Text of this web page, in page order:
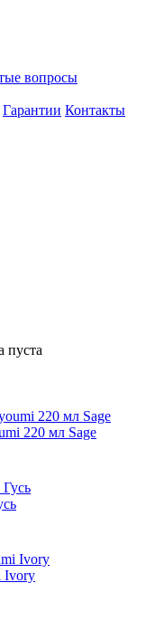
вопросы
Гарантии Контакты
пуста
220 мл Sage
Ivory